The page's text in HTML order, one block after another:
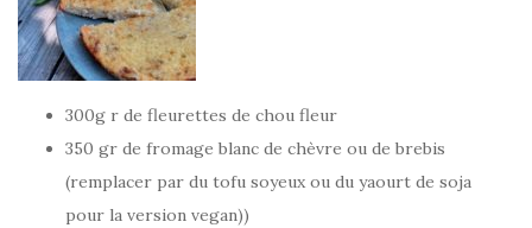
300g r de fleurettes de chou fleur
350 gr de fromage blanc de chèvre ou de brebis
(remplacer par du tofu soyeux ou du yaourt de soja
pour la version vegan))